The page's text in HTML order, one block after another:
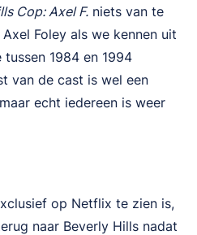
Cop: Axel F. niets van te
Foley als we kennen uit
1984 en 1994
van de cast is wel een
echt iedereen is weer
op Netflix te zien is,
naar Beverly Hills nadat